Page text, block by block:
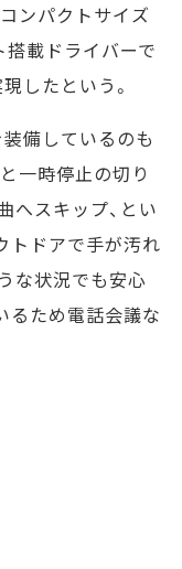
ンパクトサイズ
搭載ドライバーで
したという。
備しているのも
一時停止の切り
へスキップ、とい
トドアで手が汚れ
な状況でも安心
るため電話会議な